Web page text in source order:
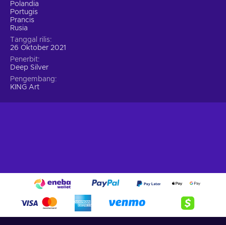
Polandia
Portugis
Prancis
Rusia
Tanggal rilis
26 Oktober 2021
Penerbit
Deep Silver
Pengembang
KING Art